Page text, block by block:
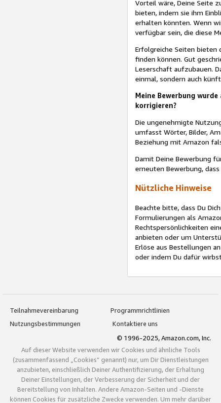
Vorteil wäre, Deine Seite
bieten, indem sie ihm
erhalten könnten. Wenn
verfügbar sein, die diese
Erfolgreiche Seiten bieten
finden können. Gut
Leserschaft aufzubauen.
einmal, sondern auch
Meine Bewerbung
korrigieren?
Die ungenehmigte
umfasst Wörter, Bilder,
Beziehung mit Amazon
Damit Deine Bewerbung
erneuten Bewerbung,
Nützliche Hinweise
Beachte bitte, dass Du
Formulierungen als
Rechtspersönlichkeiten
anbieten oder um
Erlöse aus Bestellungen
oder indem Du dafür
Teilnahmevereinbarung
Programmrichtlinien
Nutzungsbestimmungen
Kontaktiere uns
© 1996-2025, Amazon.com, Inc.
Auf dieser Website verwenden wir Cookies und ähnliche Tools
(zusammenfassend „Cookies“ genannt) nur, um Dir Dienstleistungen
anzubieten, einschließlich Deiner Authentifizierung, der Erhaltung
Deiner Einstellungen, der Verbesserung der Sicherheit und der
Bereitstellung von Inhalten. Andere Amazon-Seiten und -Dienste
können Cookies für zusätzliche Zwecke verwenden. Um mehr darüber